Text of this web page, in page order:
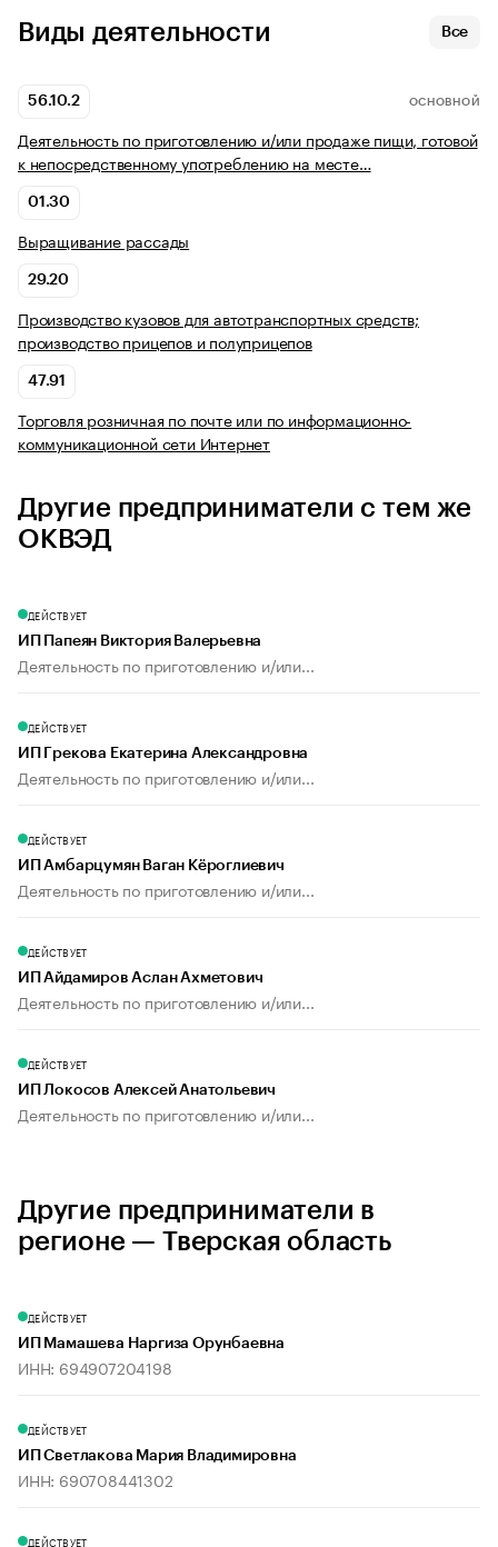
Виды деятельности Все
56.10.2 ОСНОВНОЙ
Деятельность по приготовлению и/или продаже пищи, готовой
к непосредственному употреблению на месте…
01.30
Выращивание рассады
29.20
Производство кузовов для автотранспортных средств;
производство прицепов и полуприцепов
47.91
Торговля розничная по почте или по информационно-
коммуникационной сети Интернет
Другие предприниматели с тем же
ОКВЭД
ДЕЙСТВУЕТ
ИП Папеян Виктория Валерьевна
Деятельность по приготовлению и/или...
ДЕЙСТВУЕТ
ИП Грекова Екатерина Александровна
Деятельность по приготовлению и/или...
ДЕЙСТВУЕТ
ИП Амбарцумян Ваган Кёроглиевич
Деятельность по приготовлению и/или...
ДЕЙСТВУЕТ
ИП Айдамиров Аслан Ахметович
Деятельность по приготовлению и/или...
ДЕЙСТВУЕТ
ИП Локосов Алексей Анатольевич
Деятельность по приготовлению и/или...
Другие предприниматели в
регионе — Тверская область
ДЕЙСТВУЕТ
ИП Мамашева Наргиза Орунбаевна
ИНН: 694907204198
ДЕЙСТВУЕТ
ИП Светлакова Мария Владимировна
ИНН: 690708441302
ДЕЙСТВУЕТ